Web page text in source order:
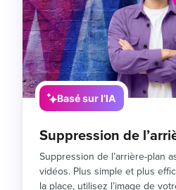
Basé sur l’IA
Suppression de
Suppression de l’arrière-plan
vidéos. Plus simple et plus
la place, utilisez l’image de